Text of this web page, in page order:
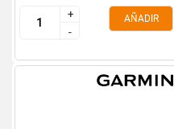
+
-
+
-
AÑADIR